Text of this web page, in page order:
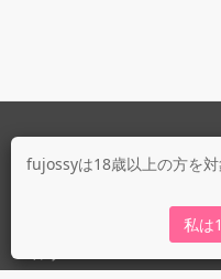
fujossyは18歳以上の方を
私は
fujossyについて